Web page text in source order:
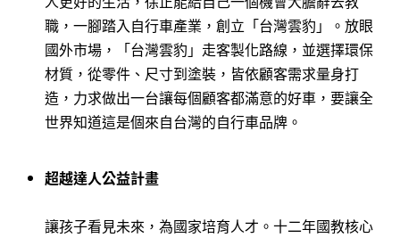
職，一腳踏入自行車產業，創立「台灣雲豹」。放眼
國外市場，「台灣雲豹」走客製化路線，並選擇環保
材質，從零件、尺寸到塗裝，皆依顧客需求量身打
造，力求做出一台讓每個顧客都滿意的好車，要讓全
世界知道這是個來自台灣的自行車品牌。
超越達人公益計畫
讓孩子看見未來，為國家培育人才。十二年國教核心